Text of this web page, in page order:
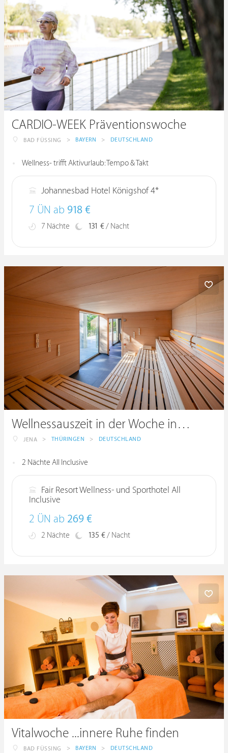
CARDIO-WEEK Präventionswoche
BAD FÜSSING > BAYERN > DEUTSCHLAND
Wellness- trifft Aktivurlaub: Tempo & Takt
Johannesbad Hotel Königshof 4*
7 ÜN ab 918 €
7 Nächte 131 €/ Nacht
Wellnessauszeit in der Woche inklusive Anwendung
JENA > THÜRINGEN > DEUTSCHLAND
2 Nächte All Inclusive
Fair Resort Wellness- und Sporthotel All
Inclusive
2 ÜN ab 269 €
2 Nächte 135 €/ Nacht
Vitalwoche ...innere Ruhe finden
BAD FÜSSING > BAYERN > DEUTSCHLAND